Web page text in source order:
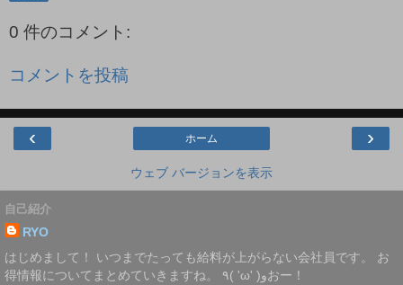
0 件のコメント:
コメントを投稿
‹ ›
ホーム
ウェブ バージョンを表示
自己紹介
RYO
はじめまして！ いつまでたっても給料が上がらない会社員です。 お
得情報についてまとめていきますね。 ٩( 'ω' )وおー！